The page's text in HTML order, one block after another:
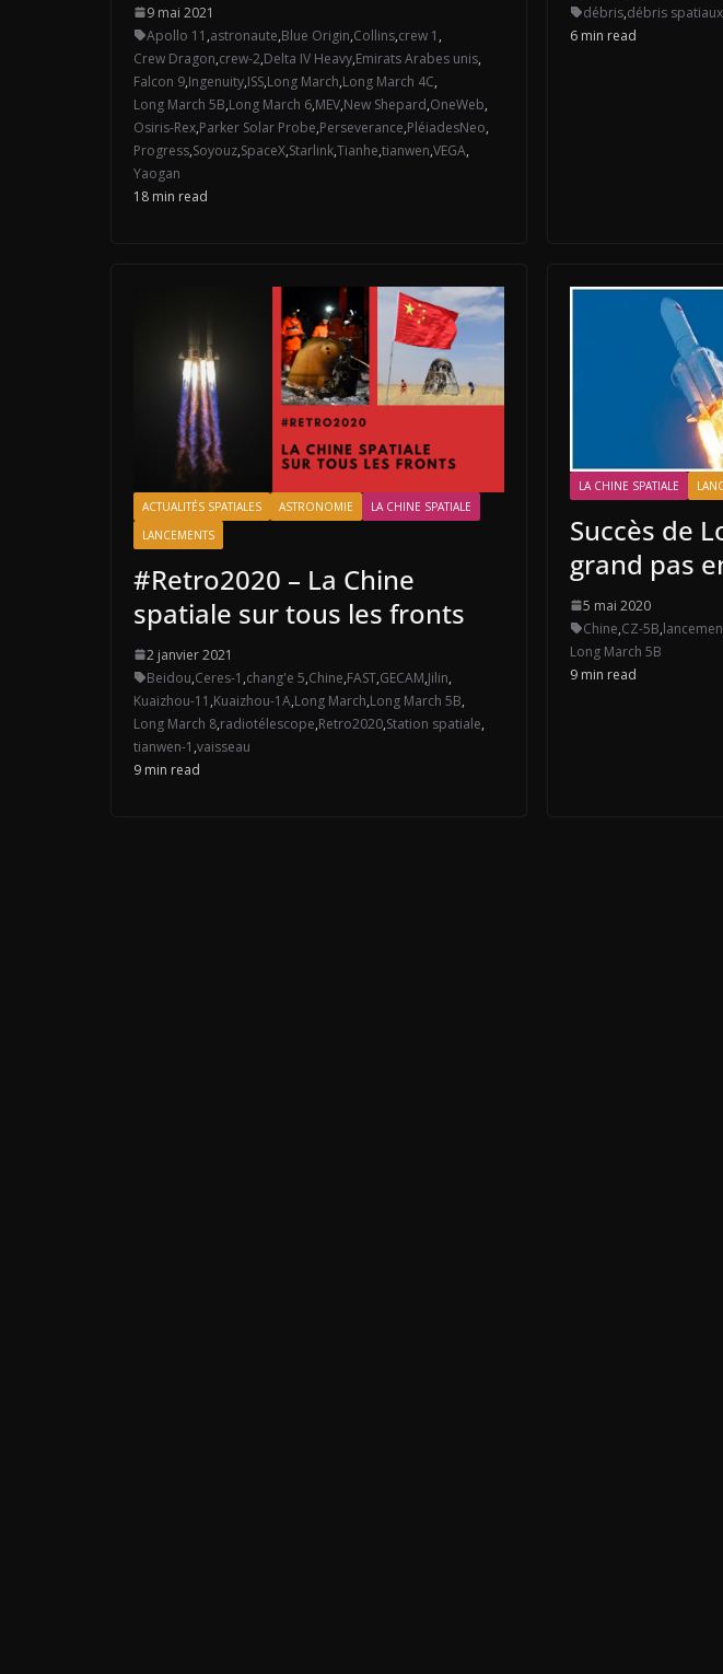
9 mai 2021
Apollo 11 ,astronaute,Blue Origin,Collins,crew 1 ,
Crew Dragon,crew-2,Delta IV Heavy,Emirats Arabes unis,
Falcon 9,Ingenuity,ISS,Long March,Long March 4C,
Long March 5B,Long March 6,MEV,New Shepard,OneWeb,
Osiris-Rex,Parker Solar Probe,Perseverance,PléiadesNeo,
Progress,Soyouz,SpaceX,Starlink,Tianhe,tianwen,VEGA,
Yaogan
18 min read
débris,débris spatiaux
6 min read
ACTUALITÉS SPATIALES ASTRONOMIE
LA CHINE SPATIALE
LANCEMENTS
#Retro2020 – La Chine
spatiale sur tous les fronts
2 janvier 2021
Beidou,Ceres-1 ,chang'e 5,Chine,FAST,GECAM,Jilin,
Kuaizhou-11 ,Kuaizhou-1A,Long March,Long March 5B,
Long March 8,radiotélescope,Retro2020,Station spatiale,
tianwen-1 ,vaisseau
9 min read
LA CHINE SPATIALE
Succès de
grand pas
5 mai 2020
Chine,CZ-5B,
Long March 5B
9 min read